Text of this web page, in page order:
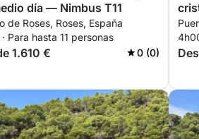
día — Nimbus T11
de Roses, Roses, España
Para hasta 11 personas
1.610 € 0 (0)